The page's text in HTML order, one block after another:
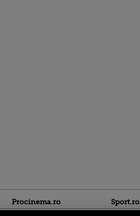
Procinema.ro Sport.ro